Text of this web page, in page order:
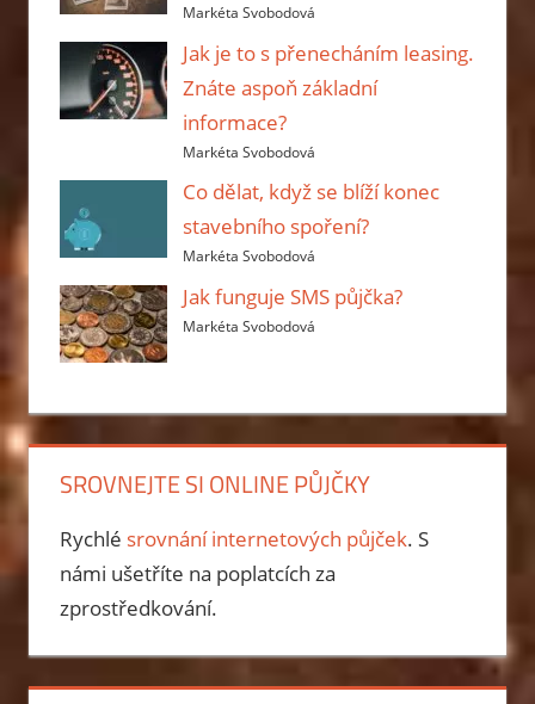
Markéta Svobodová
Jak je to s přenecháním leasing.
Znáte aspoň základní
informace?
Markéta Svobodová
Co dělat, když se blíží konec
stavebního spoření?
Markéta Svobodová
Jak funguje SMS půjčka?
Markéta Svobodová
SROVNEJTE SI ONLINE PŮJČKY
Rychlé srovnání internetových půjček. S
námi ušetříte na poplatcích za
zprostředkování.